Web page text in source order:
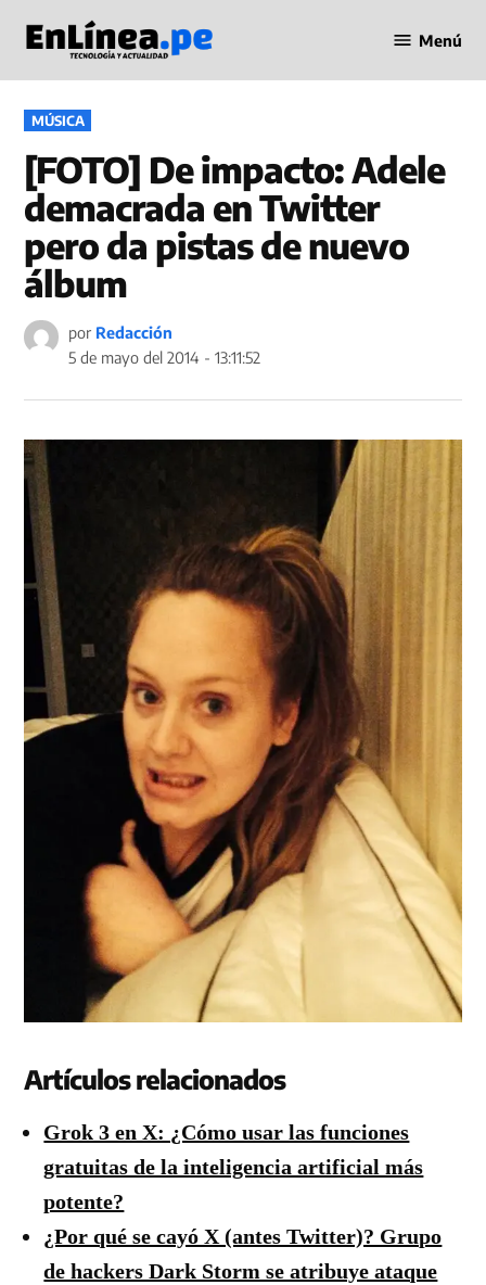
contenido
en Línea
Menú
PUBLICADO
EN
MÚSICA
[FOTO] De impacto: Adele
demacrada en Twitter
pero da pistas de nuevo
álbum
por Redacción
5 de mayo del 2014 - 13:11:52
Artículos relacionados
Grok 3 en X: ¿Cómo usar las funciones
gratuitas de la inteligencia artificial más
potente?
¿Por qué se cayó X (antes Twitter)? Grupo
de hackers Dark Storm se atribuye ataque